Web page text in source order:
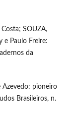
SOUZA,
e Paulo Freire:
da
Azevedo: pioneiro
Brasileiros, n.